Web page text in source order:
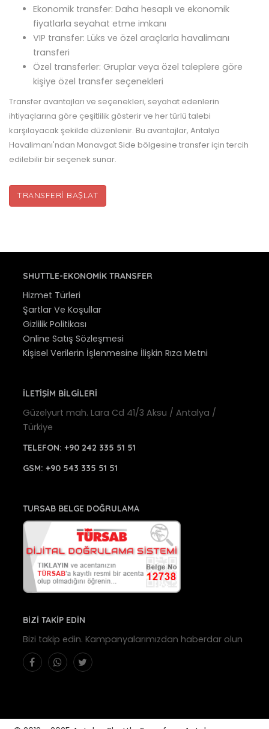
Ekonomik transfer: Daha hesaplı ve ekonomik
fiyatlarla seyahat etme imkanı
VIP transfer: Lüks ve özel araçlarla havalimanı
transferi
Özel transferler: Gruplar veya özel taleplere göre
kişiye özel transfer seçenekleri
Transfer avantajları ve seçenekleri, seyahat edenlerin
ihtiyaçlarına göre çeşitlilik gösterir ve her türlü talebi
karşılayacak şekilde düzenlenir. Bu avantajlar, Antalya
Havalimanı'ndan Manavgat Side bölgesine transfer için tercih
edilebilir bir seçenek sunar.
TRANSFERI BAŞLAT
SHUTTLE-EKONOMIK TRANSFER
Hizmet Türleri
Şartlar Ve Koşullar
Gizlilik Politikası
Online Satış Sözleşmesi
Kişisel Verilerin İşlenmesine İlişkin Rıza Metni
İLETİŞİM BİLGİLERİ
Güzelyurt mah. Lara Cd 41/3 Aksu / Antalya /
Türkiye
TELEFON: +90 242 335 51 51
GSM: +90 543 335 51 51
TURSAB BELGE DOĞRULAMA
BİZİ TAKİP EDİN
Bizi takip edin. Kampanyalarımızdan haberdar olun